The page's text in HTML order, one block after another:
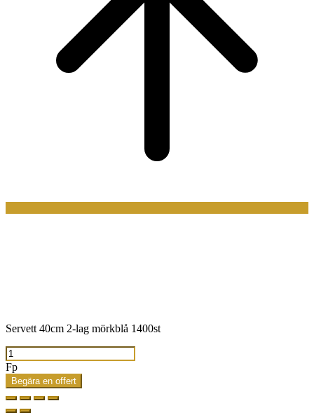
Servett 40cm 2-lag mörkblå 1400st
Servett
40cm
2-
lag
mörkblå
Fp
Begära en offert